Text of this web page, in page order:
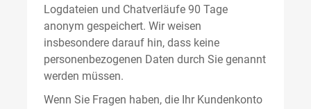
Logdateien und Chatverläufe 90 Tage
anonym gespeichert. Wir weisen
insbesondere darauf hin, dass keine
personenbezogenen Daten durch Sie genannt
werden müssen.
Wenn Sie Fragen haben, die Ihr Kundenkonto